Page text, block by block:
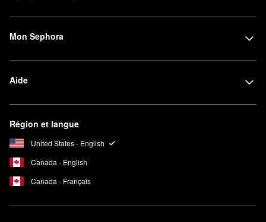
Mon Sephora
Aide
Région et langue
United States - English
Canada - English
Canada - Français